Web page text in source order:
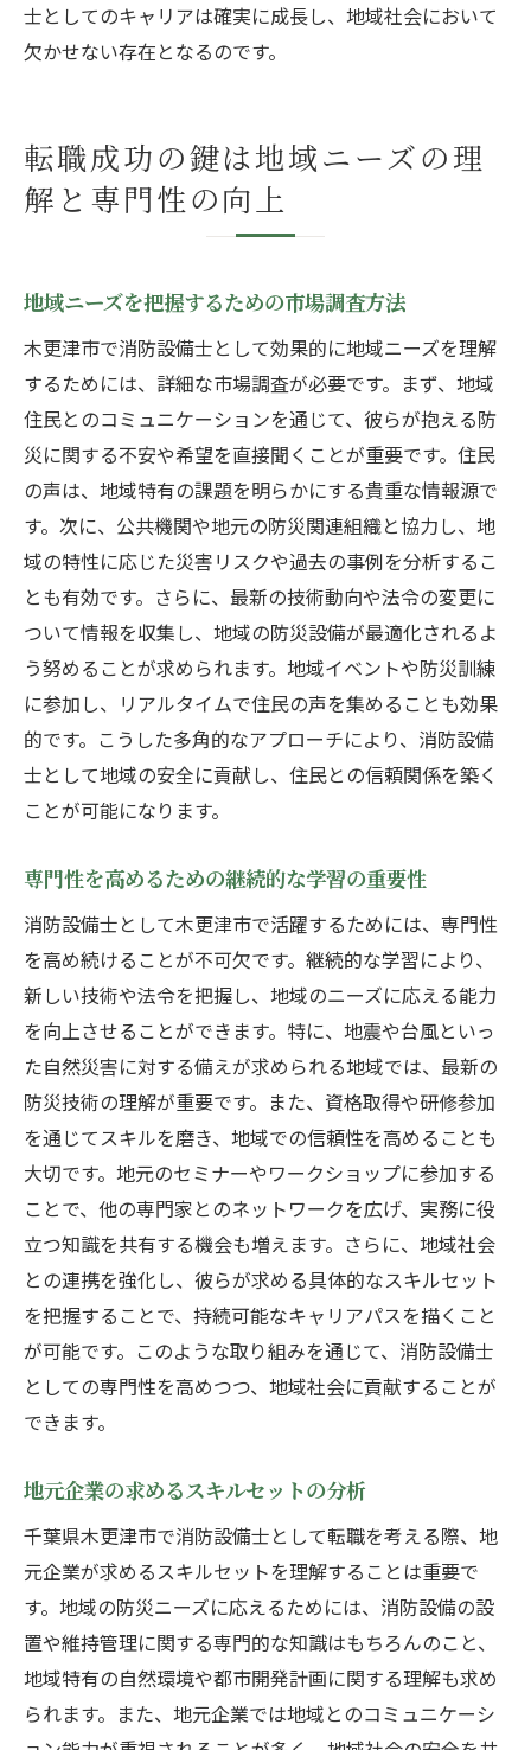
士としてのキャリアは確実に成長し、地域社会において
欠かせない存在となるのです。
転職成功の鍵は地域ニーズの理
解と専門性の向上
地域ニーズを把握するための市場調査方法
木更津市で消防設備士として効果的に地域ニーズを理解
するためには、詳細な市場調査が必要です。まず、地域
住民とのコミュニケーションを通じて、彼らが抱える防
災に関する不安や希望を直接聞くことが重要です。住民
の声は、地域特有の課題を明らかにする貴重な情報源で
す。次に、公共機関や地元の防災関連組織と協力し、地
域の特性に応じた災害リスクや過去の事例を分析するこ
とも有効です。さらに、最新の技術動向や法令の変更に
ついて情報を収集し、地域の防災設備が最適化されるよ
う努めることが求められます。地域イベントや防災訓練
に参加し、リアルタイムで住民の声を集めることも効果
的です。こうした多角的なアプローチにより、消防設備
士として地域の安全に貢献し、住民との信頼関係を築く
ことが可能になります。
専門性を高めるための継続的な学習の重要性
消防設備士として木更津市で活躍するためには、専門性
を高め続けることが不可欠です。継続的な学習により、
新しい技術や法令を把握し、地域のニーズに応える能力
を向上させることができます。特に、地震や台風といっ
た自然災害に対する備えが求められる地域では、最新の
防災技術の理解が重要です。また、資格取得や研修参加
を通じてスキルを磨き、地域での信頼性を高めることも
大切です。地元のセミナーやワークショップに参加する
ことで、他の専門家とのネットワークを広げ、実務に役
立つ知識を共有する機会も増えます。さらに、地域社会
との連携を強化し、彼らが求める具体的なスキルセット
を把握することで、持続可能なキャリアパスを描くこと
が可能です。このような取り組みを通じて、消防設備士
としての専門性を高めつつ、地域社会に貢献することが
できます。
地元企業の求めるスキルセットの分析
千葉県木更津市で消防設備士として転職を考える際、地
元企業が求めるスキルセットを理解することは重要で
す。地域の防災ニーズに応えるためには、消防設備の設
置や維持管理に関する専門的な知識はもちろんのこと、
地域特有の自然環境や都市開発計画に関する理解も求め
られます。また、地元企業では地域とのコミュニケーシ